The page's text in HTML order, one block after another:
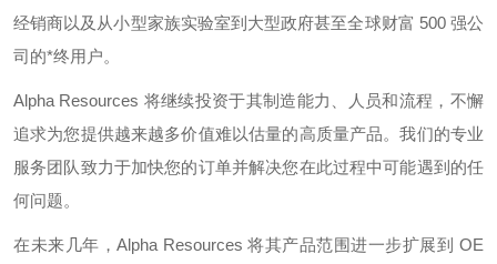
经销商以及从小型家族实验室到大型政府甚至全球财富 500 强公
司的*终用户。
Alpha Resources 将继续投资于其制造能力、人员和流程，不懈
追求为您提供越来越多价值难以估量的高质量产品。我们的专业
服务团队致力于加快您的订单并解决您在此过程中可能遇到的任
何问题。
在未来几年，Alpha Resources将其产品范围进一步扩展到OE